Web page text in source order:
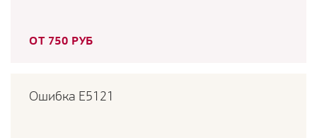
ОТ 750 РУБ
Ошибка E5121